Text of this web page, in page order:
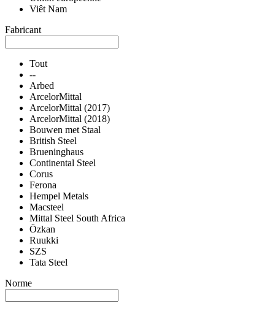
Viêt Nam
Fabricant
Tout
--
Arbed
ArcelorMittal
ArcelorMittal (2017)
ArcelorMittal (2018)
Bouwen met Staal
British Steel
Brueninghaus
Continental Steel
Corus
Ferona
Hempel Metals
Macsteel
Mittal Steel South Africa
Özkan
Ruukki
SZS
Tata Steel
Norme